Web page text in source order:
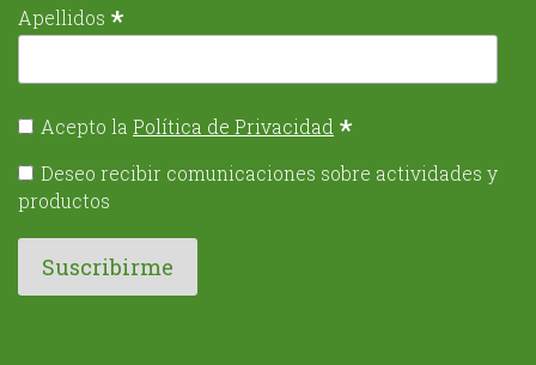
Apellidos *
Acepto la Política de Privacidad *
Deseo recibir comunicaciones sobre actividades y
productos